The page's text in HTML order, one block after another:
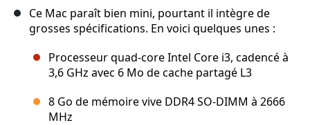
Ce Mac paraît bien mini, pourtant il intègre de
grosses spécifications. En voici quelques unes :
Processeur quad-core Intel Core i3, cadencé à
3,6 GHz avec 6 Mo de cache partagé L3
8 Go de mémoire vive DDR4 SO-DIMM à 2666
MHz